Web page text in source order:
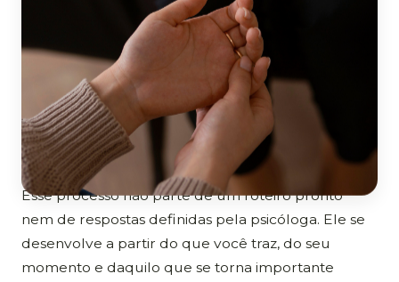
Ao longo dos encontros, você pode olhar com mais
atenção para suas experiências, perceber
sentimentos, necessidades e dificuldades que nem
sempre são reconhecidos no cotidiano e
compreender como eles se relacionam com suas
escolhas e com a maneira como você se relaciona
consigo e com outras pessoas.
Esse processo não parte de um roteiro pronto
nem de respostas definidas pela psicóloga. Ele se
desenvolve a partir do que você traz, do seu
momento e daquilo que se torna importante